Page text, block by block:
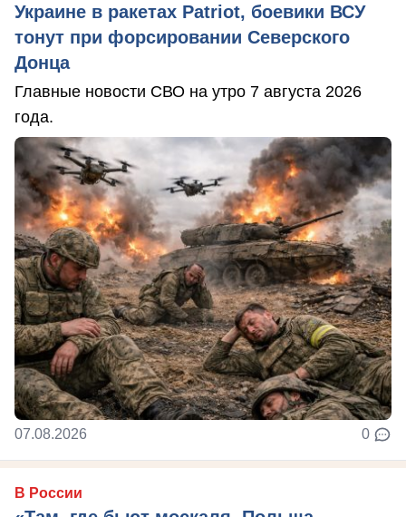
Украине в ракетах Patriot, боевики ВСУ
тонут при форсировании Северского
Донца
Главные новости СВО на утро 7 августа 2026
года.
07.08.2026 0
В России